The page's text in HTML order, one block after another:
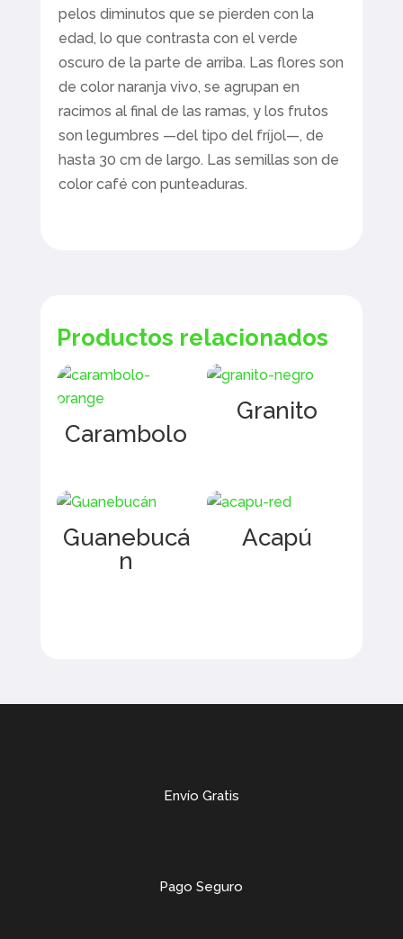
pelos diminutos que se pierden con la
edad, lo que contrasta con el verde
oscuro de la parte de arriba. Las flores son
de color naranja vivo, se agrupan en
racimos al final de las ramas, y los frutos
son legumbres —del tipo del fríjol—, de
hasta 30 cm de largo. Las semillas son de
color café con punteaduras.
Productos relacionados
Carambolo
Granito
Guanebucá
n
Acapú
Envío Gratis
Pago Seguro